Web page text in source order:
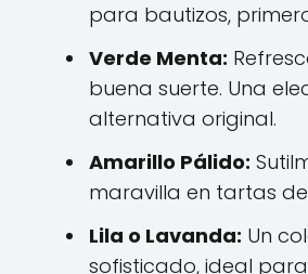
para bautizos,
Verde Menta:
buena suerte. Una
alternativa original.
Amarillo Pálido:
maravilla en tartas
Lila o Lavanda: Un
sofisticado, ideal